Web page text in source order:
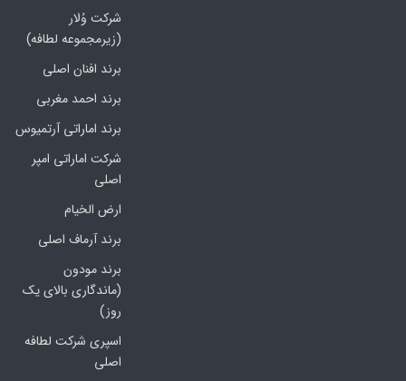
شرکت وُلار
(زیرمجموعه لطافه)
برند افنان اصلی
برند احمد مغربی
برند اماراتی آرتمیوس
شرکت اماراتی امپر
اصلی
ارض الخیام
برند آرماف اصلی
برند مودون
(ماندگاری بالای یک
روز)
اسپری شرکت لطافه
اصلی